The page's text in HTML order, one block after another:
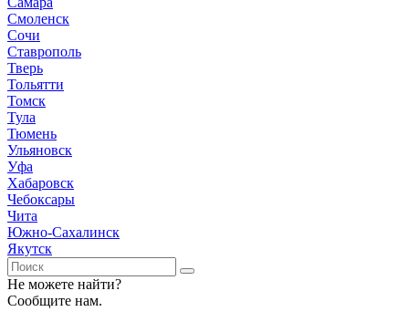
Смоленск
Сочи
Ставрополь
Тверь
Тольятти
Томск
Тула
Тюмень
Ульяновск
Уфа
Хабаровск
Чебоксары
Чита
Южно-Сахалинск
Якутск
Не можете найти?
Сообщите нам.